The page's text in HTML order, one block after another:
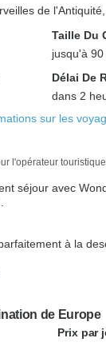
de
Taille Du
jusqu'à
Délai De
dans 2
sur les
l'opérateur touristique
séjour avec
à la
de Europe
Prix par